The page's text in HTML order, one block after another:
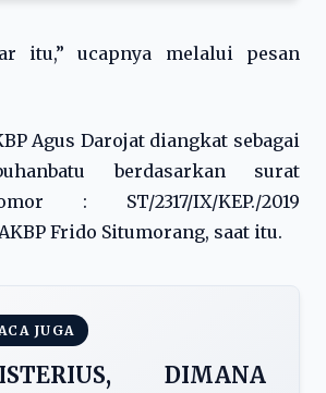
itu,” ucapnya melalui pesan
Agus Darojat diangkat sebagai
berdasarkan surat
: ST/2317/IX/KEP./2019
Frido Situmorang, saat itu.
JUGA
DIMANA